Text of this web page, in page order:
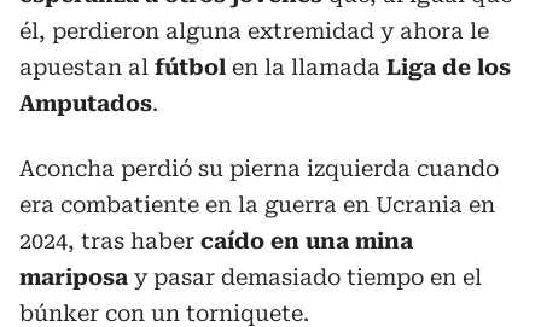
él, perdieron alguna extremidad y ahora le
apuestan al fútbol en la llamada Liga de los
Amputados.
Aconcha perdió su pierna izquierda cuando
era combatiente en la guerra en Ucrania en
2024, tras haber caído en una mina
mariposa y pasar demasiado tiempo en el
búnker con un torniquete.